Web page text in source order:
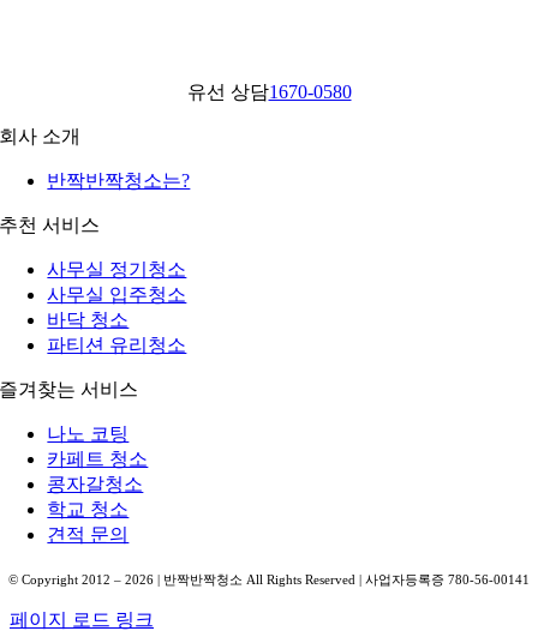
유선 상담1670-0580
회사 소개
반짝반짝청소는?
추천 서비스
사무실 정기청소
사무실 입주청소
바닥 청소
파티션 유리청소
즐겨찾는 서비스
나노 코팅
카페트 청소
콩자갈청소
학교 청소
견적 문의
© Copyright 2012 – 2026 | 반짝반짝청소 All Rights Reserved | 사업자등록증 780-56-00141
페이지 로드 링크